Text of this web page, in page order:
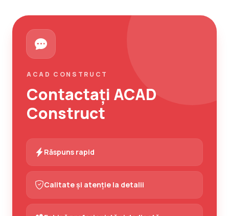
ACAD CONSTRUCT
Contactați ACAD
Construct
Răspuns rapid
Calitate și atenție la detalii